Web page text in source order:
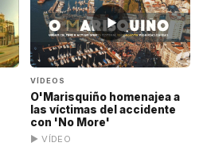
▶
VÍDEOS
O'Marisquiño homenajea a
las víctimas del accidente
con 'No More'
▶ VÍDEO